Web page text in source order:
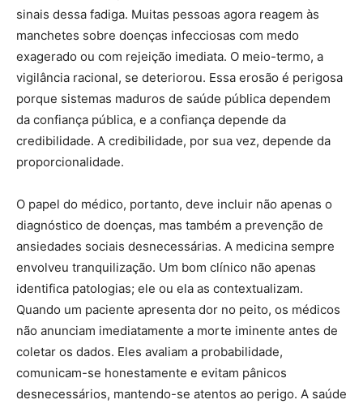
sinais dessa fadiga. Muitas pessoas agora reagem às
manchetes sobre doenças infecciosas com medo
exagerado ou com rejeição imediata. O meio-termo, a
vigilância racional, se deteriorou. Essa erosão é perigosa
porque sistemas maduros de saúde pública dependem
da confiança pública, e a confiança depende da
credibilidade. A credibilidade, por sua vez, depende da
proporcionalidade.
O papel do médico, portanto, deve incluir não apenas o
diagnóstico de doenças, mas também a prevenção de
ansiedades sociais desnecessárias. A medicina sempre
envolveu tranquilização. Um bom clínico não apenas
identifica patologias; ele ou ela as contextualizam.
Quando um paciente apresenta dor no peito, os médicos
não anunciam imediatamente a morte iminente antes de
coletar os dados. Eles avaliam a probabilidade,
comunicam-se honestamente e evitam pânicos
desnecessários, mantendo-se atentos ao perigo. A saúde